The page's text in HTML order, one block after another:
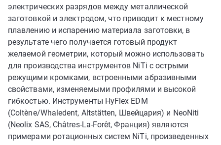
электрических разрядов между металлической
заготовкой и электродом, что приводит к местному
плавлению и испарению материала заготовки, в
результате чего получается готовый продукт
желаемой геометрии, который можно использовать
для производства инструментов NiTi с острыми
режущими кромками, встроенными абразивными
свойствами, изменяемыми профилями и высокой
гибкостью. Инструменты HyFlex EDM
(Coltène/Whaledent, Altstätten, Швейцария) и NeoNiti
(Neolix SAS, Châtres-La-Forêt, Франция) являются
примерами ротационных систем NiTi, произведенных